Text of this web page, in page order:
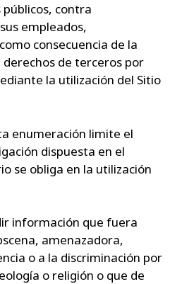
contra
sus empleados,
consecuencia de la
de terceros por
la utilización del Sitio
enumeración limite el
dispuesta en el
se obliga en la utilización
información que fuera
amenazadora,
o a la discriminación por
o religión o que de